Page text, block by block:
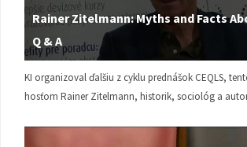
Rainer Zitelmann: Myths and Facts
Q & A
KI organizoval ďalšiu z cyklu prednášok CEQLS,
hosťom Rainer Zitelmann, historik, sociológ a